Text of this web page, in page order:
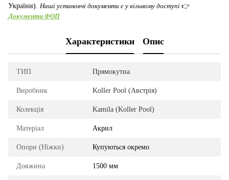
України). Наші установчі документи є у вільному доступі 👉
Документи ФОП
Характеристики Опис
ТИП Прямокутна
Виробник Koller Pool (Австрія)
Колекція Kamila (Koller Pool)
Матеріал Акрил
Опори (Ніжки) Купуються окремо
Довжина 1500 мм